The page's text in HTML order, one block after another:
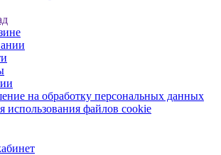
на обработку персональных данных
использования файлов cookie